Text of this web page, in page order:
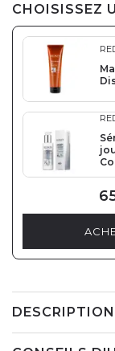
CHOISISSEZ
DESCRIPTION